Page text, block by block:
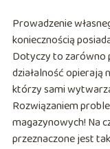
Prowadzenie
koniecznością
Dotyczy to zarówno
działalność opierają
którzy sami
Rozwiązaniem
magazynowych! Na
przeznaczone jest